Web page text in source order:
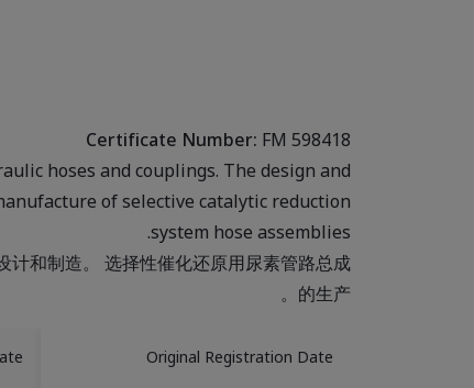
Certificate Number:FM 598418
hoses and couplings. The design and
of selective catalytic reduction
system hose assemblies.
和制造。 选择性催化还原用尿素管路总成
的生产。
Original Registration Date